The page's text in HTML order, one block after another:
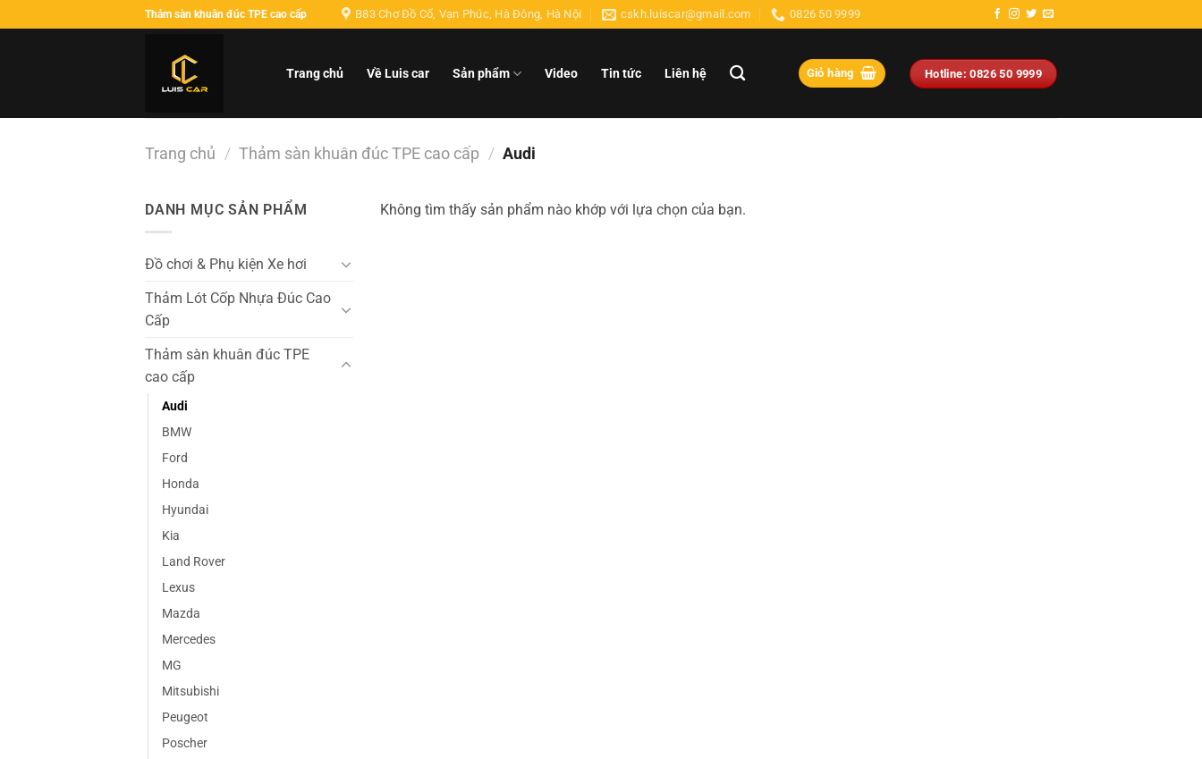
Thảm sàn khuân đúc TPE cao cấp B83 Chợ Đồ Cổ, Vạn Phúc, Hà Đông, Hà Nội cskh.luiscar@gmail.com 0826 50 9999
Trang chủ Về Luis car Sản phẩm Video Tin tức Liên hệ Giỏ hàng Hotline: 0826 50 9999
Trang chủ / Thảm sàn khuân đúc TPE cao cấp / Audi
DANH MỤC SẢN PHẨM
Đồ chơi & Phụ kiện Xe hơi
Thảm Lót Cốp Nhựa Đúc Cao
Cấp
Thảm sàn khuân đúc TPE
cao cấp
Audi
BMW
Ford
Honda
Hyundai
Kia
Land Rover
Lexus
Mazda
Mercedes
MG
Mitsubishi
Peugeot
Poscher
Không tìm thấy sản phẩm nào khớp với lựa chọn của bạn.